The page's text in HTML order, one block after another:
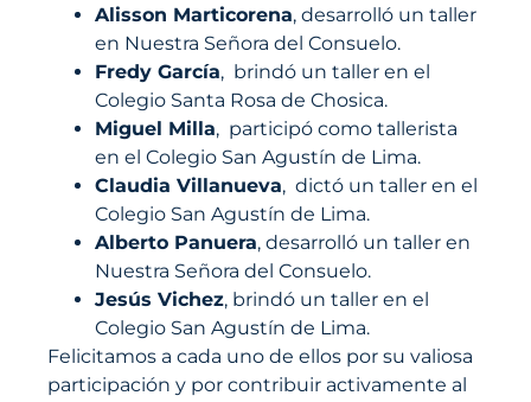
Alisson Marticorena, desarrolló un taller
en Nuestra Señora del Consuelo.
Fredy García, brindó un taller en el
Colegio Santa Rosa de Chosica.
Miguel Milla, participó como tallerista
en el Colegio San Agustín de Lima.
Claudia Villanueva, dictó un taller en el
Colegio San Agustín de Lima.
Alberto Panuera, desarrolló un taller en
Nuestra Señora del Consuelo.
Jesús Vichez, brindó un taller en el
Colegio San Agustín de Lima.
Felicitamos a cada uno de ellos por su valiosa
participación y por contribuir activamente al